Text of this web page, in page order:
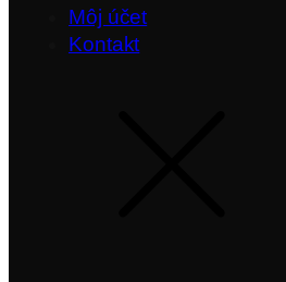
Môj účet
Kontakt